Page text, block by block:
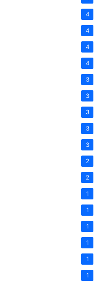
4
4
4
4
3
3
3
3
3
2
2
1
1
1
1
1
1